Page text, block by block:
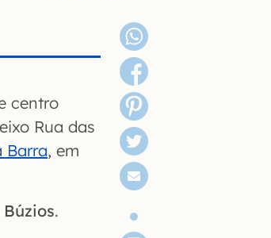
centro
Rua das
Barra, em
.